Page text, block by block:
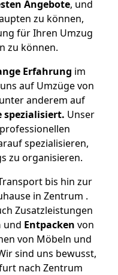
Angebote, und
zu können,
für Ihren Umzug
zu können.
Erfahrung im
auf Umzüge von
anderem auf
spezialisiert. Unser
spezialisieren,
zu organisieren.
bis hin zur
in Zentrum .
Zusatzleistungen
und Entpacken von
von Möbeln und
sind uns bewusst,
nach Zentrum